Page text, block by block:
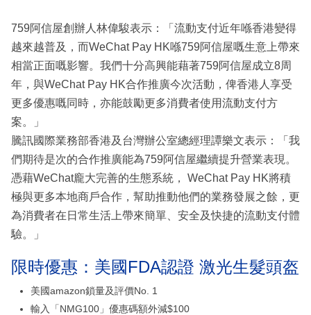
759阿信屋創辦人林偉駿表示：「流動支付近年喺香港變得
越來越普及，而WeChat Pay HK喺759阿信屋嘅生意上帶來
相當正面嘅影響。我們十分高興能藉著759阿信屋成立8周
年，與WeChat Pay HK合作推廣今次活動，俾香港人享受
更多優惠嘅同時，亦能鼓勵更多消費者使用流動支付方
案。」
騰訊國際業務部香港及台灣辦公室總經理譚樂文表示：「我
們期待是次的合作推廣能為759阿信屋繼續提升營業表現。
憑藉WeChat龐大完善的生態系統， WeChat Pay HK將積
極與更多本地商戶合作，幫助推動他們的業務發展之餘，更
為消費者在日常生活上帶來簡單、安全及快捷的流動支付體
驗。」
限時優惠：美國FDA認證 激光生髮頭盔
美國amazon鎖量及評價No. 1
輸入「NMG100」優惠碼額外減$100